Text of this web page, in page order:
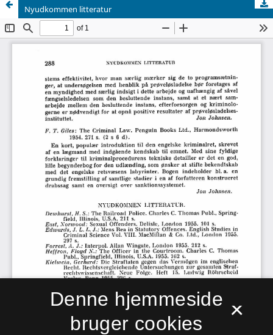
Nyudkommen litteratur
×
Denne hjemmeside
bruger cookies